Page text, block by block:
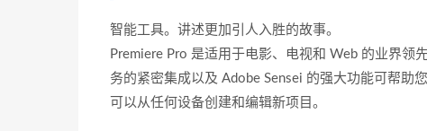
智能工具。讲述更加引人入胜的故事。
Premiere Pro 是适用于电影、电视和 Web 的业界领
务的紧密集成以及 Adobe Sensei 的强大功能可帮助
可以从任何设备创建和编辑新项目。